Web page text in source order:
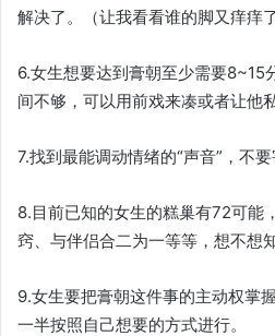
解决了。（让我看看谁的脚又痒痒了
6.女生想要达到膏朝至少需要8~15
间不够，可以用前戏来凑或者让他
7.找到最能调动情绪的“声音”，不
8.目前已知的女生的糕巢有72可能
窍、与伴侣合二为一等等，想不想
9.女生要把膏朝这件事的主动权掌
一半按照自己想要的方式进行。